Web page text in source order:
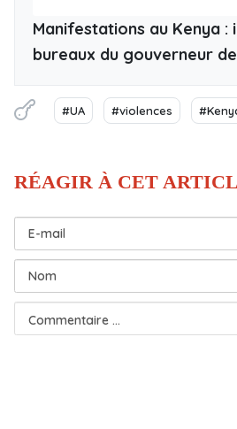
Manifestations au Kenya :
bureaux du gouverneur
#UA #violences